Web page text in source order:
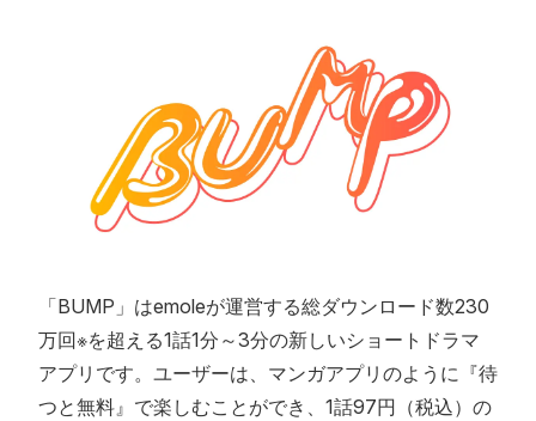
「BUMP」はemoleが運営する総ダウンロード数230
万回※を超える1話1分～3分の新しいショートドラマ
アプリです。ユーザーは、マンガアプリのように『待
つと無料』で楽しむことができ、1話97円（税込）の